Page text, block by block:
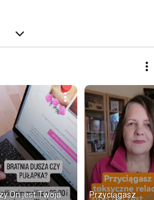
On jest Twoja
Przyciągasz